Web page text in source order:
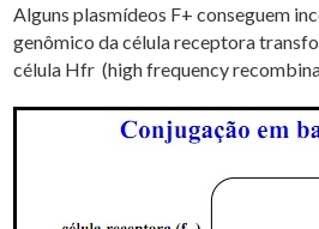
Alguns plasmídeos F+ conseguem
genômico da célula receptora
célula Hfr (high frequency